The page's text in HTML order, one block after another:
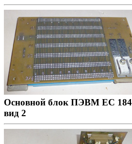
Основной блок ПЭВМ ЕС
вид 2